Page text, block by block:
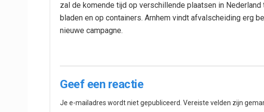
zal de komende tijd op verschillende plaatsen in Nederland
bladen en op containers. Arnhem vindt afvalscheiding erg
nieuwe campagne.
Geef een reactie
Je e-mailadres wordt niet gepubliceerd. Vereiste velden zijn